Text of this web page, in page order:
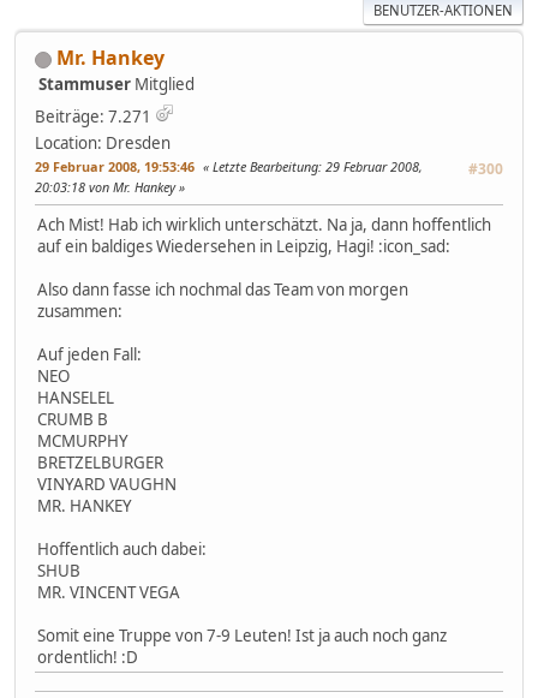
BENUTZER-AKTIONEN
Mr. Hankey
Stammuser Mitglied
Beiträge: 7.271
Location: Dresden
29 Februar 2008, 19:53:46 #300
Letzte Bearbeitung: 29 Februar 2008,
20:03:18 von Mr. Hankey
Ach Mist! Hab ich wirklich unterschätzt. Na ja, dann hoffentlich
auf ein baldiges Wiedersehen in Leipzig, Hagi! :icon_sad:
Also dann fasse ich nochmal das Team von morgen
zusammen:
Auf jeden Fall:
NEO
HANSELEL
CRUMB B
MCMURPHY
BRETZELBURGER
VINYARD VAUGHN
MR. HANKEY
Hoffentlich auch dabei:
SHUB
MR. VINCENT VEGA
Somit eine Truppe von 7-9 Leuten! Ist ja auch noch ganz
ordentlich! :D